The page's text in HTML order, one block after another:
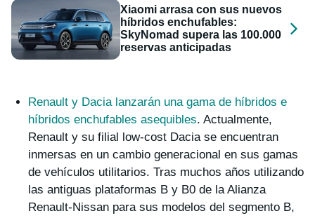
Xiaomi arrasa con sus nuevos
híbridos enchufables:
SkyNomad supera las 100.000
reservas anticipadas
Renault y Dacia lanzarán una gama de híbridos e
híbridos enchufables asequibles. Actualmente,
Renault y su filial low-cost Dacia se encuentran
inmersas en un cambio generacional en sus gamas
de vehículos utilitarios. Tras muchos años utilizando
las antiguas plataformas B y B0 de la Alianza
Renault-Nissan para sus modelos del segmento B,